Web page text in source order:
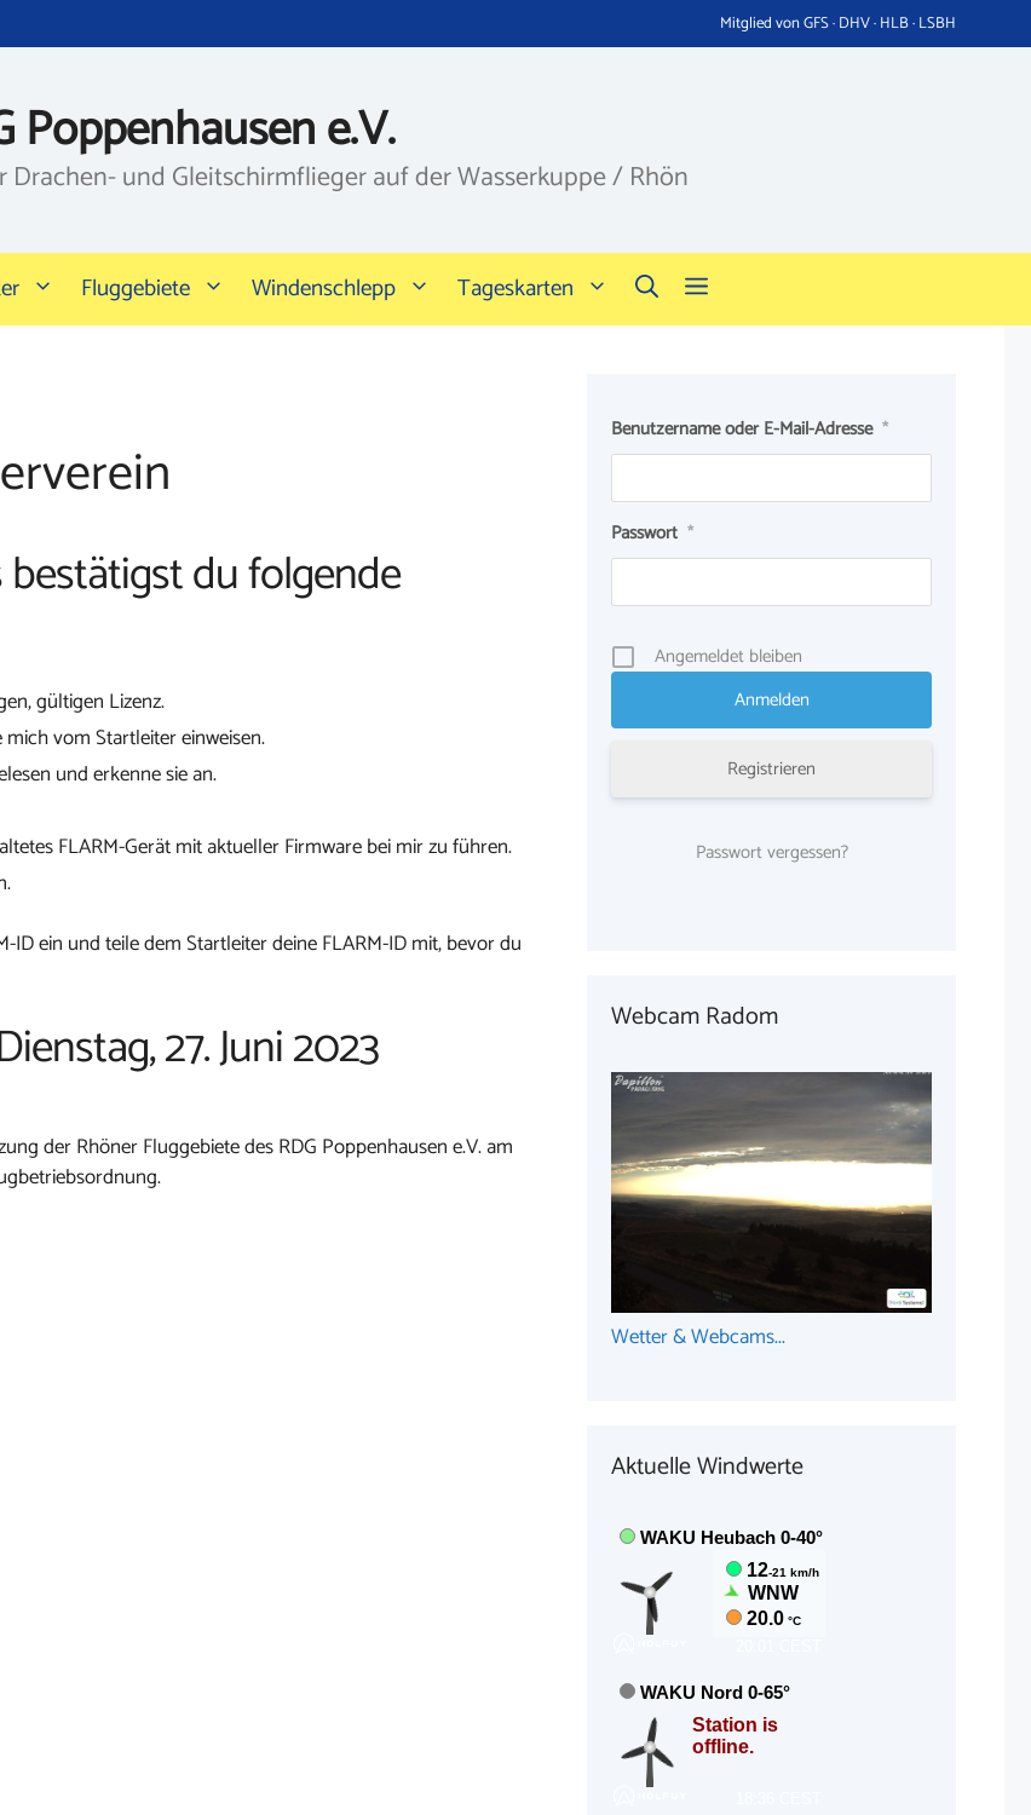
Mitglied von GFS · DHV · HLB · LSBH
Poppenhausen e.V.
Drachen- und Gleitschirmflieger auf der Wasserkuppe / Rhön
Fluggebiete Windenschlepp Tageskarten
du folgende
gültigen Lizenz.
vom Startleiter einweisen.
und erkenne sie an.
FLARM-Gerät mit aktueller Firmware bei mir zu führen.
ein und teile dem Startleiter deine FLARM-ID mit, bevor du
27. Juni 2023
der Rhöner Fluggebiete des RDG Poppenhausen e.V. am
Benutzername oder E-Mail-Adresse *
Passwort *
Angemeldet bleiben
Registrieren
Passwort vergessen?
Webcam Radom
Wetter & Webcams...
Aktuelle Windwerte